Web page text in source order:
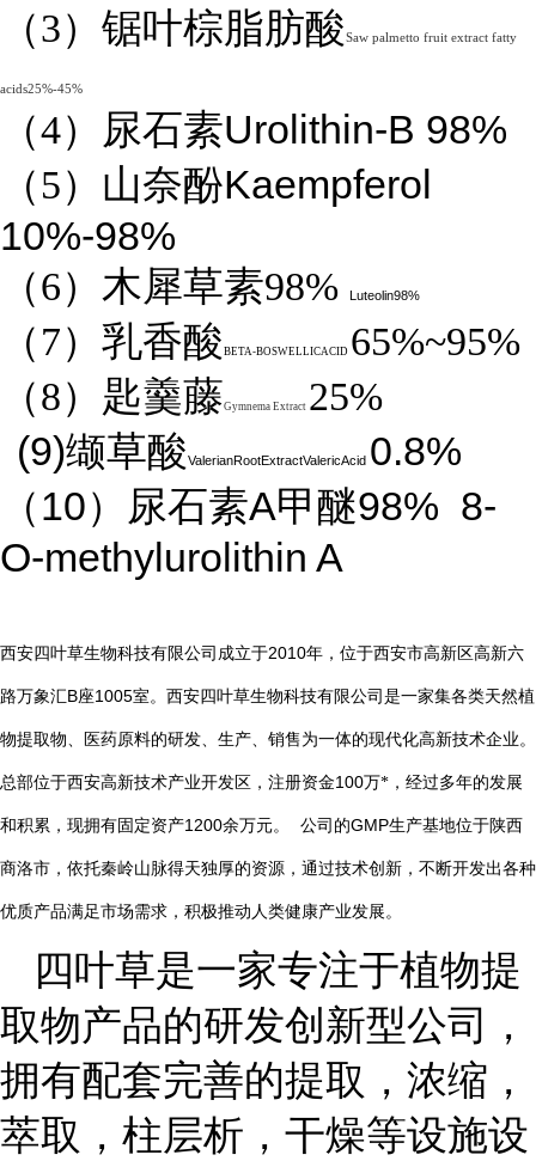
（3）锯叶棕脂肪酸Saw palmetto fruit extract fatty
acids25%-45%
（4） 尿石素Urolithin-B 98%
（5）山奈酚Kaempferol
10%-98%
（6）木犀草素98% Luteolin98%
（7）乳香酸 BETA-BOSWELLICACID 65%~95%
（8）匙羹藤Gymnema Extract 25%
(9)缬草酸ValerianRootExtractValericAcid 0.8%
（10）尿石素A甲醚98% 8-
O-methylurolithin A
西安四叶草生物科技有限公司成立于2010年，位于西安市高新区高新六
路万象汇B座1005室。西安四叶草生物科技有限公司是一家集各类天然植
物提取物、医药原料的研发、生产、销售为一体的现代化高新技术企业。
总部位于西安高新技术产业开发区，注册资金100万*，经过多年的发展
和积累，现拥有固定资产1200余万元。 公司的GMP生产基地位于陕西
商洛市，依托秦岭山脉得天独厚的资源，通过技术创新，不断开发出各种
优质产品满足市场需求，积极推动人类健康产业发展。
四叶草是一家专注于植物提
取物产品的研发创新型公司，
拥有配套完善的提取，浓缩，
萃取，柱层析，干燥等设施设